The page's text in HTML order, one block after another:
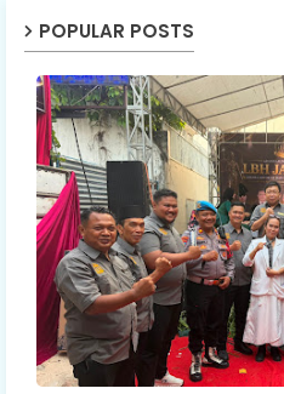
POPULAR POSTS